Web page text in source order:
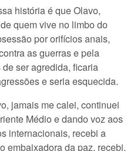
história é que Olavo,
quem vive no limbo do
por orifícios anais,
as guerras e pela
ser agredida, ficaria
e seria esquecida.
jamais me calei, continuei
Médio e dando voz aos
internacionais, recebi a
embaixadora da paz, recebi,